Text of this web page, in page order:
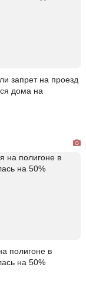
запрет на проезд
дома на
полигоне в
на 50%